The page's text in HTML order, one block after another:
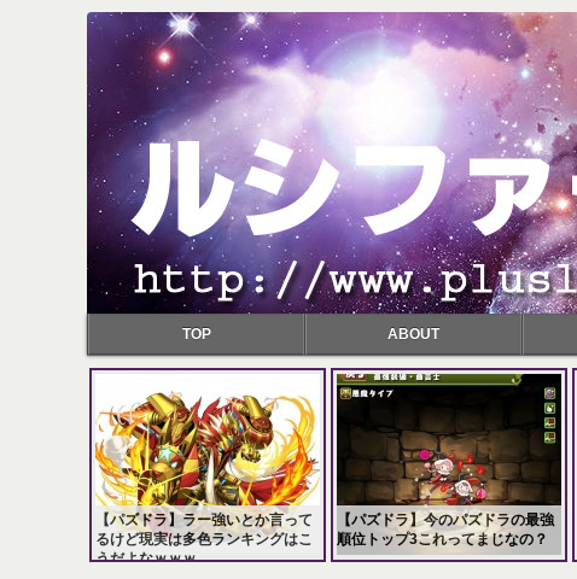
TOP ABOUT
【パズドラ】ラー強いとか言って
るけど現実は多色ランキングはこ
うだよなｗｗｗ
228,209 views
【パズドラ】今のパズドラの最強
順位トップ3これってまじなの？
204,893 views